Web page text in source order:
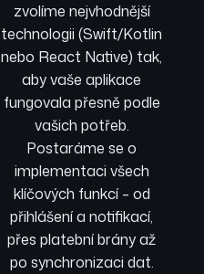
zvolíme nejvhodnější
technologii (Swift/Kotlin
nebo React Native) tak,
aby vaše aplikace
fungovala přesně podle
vašich potřeb.
Postaráme se o
implementaci všech
klíčových funkcí – od
přihlášení a notifikací,
přes platební brány až
po synchronizaci dat.